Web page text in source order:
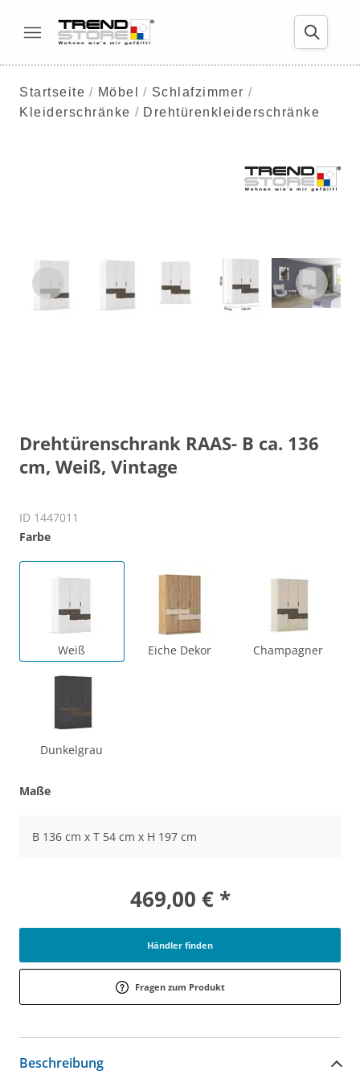
Startseite Möbel
Schlafzimmer
Kleiderschränke
Drehtürenkleiderschränke
Drehtürenschrank RAAS- B ca. 136
cm, Weiß, Vintage
ID 1447011
Farbe
Weiß Eiche Dekor Champagner
Dunkelgrau
Maße
B 136 cm x T 54 cm x H 197 cm
469,00 € *
Händler finden
Fragen zum Produkt
Beschreibung